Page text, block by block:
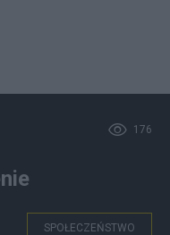
176
SPOŁECZEŃSTWO